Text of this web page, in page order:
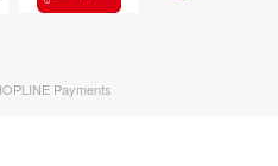
Payments